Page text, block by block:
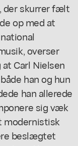
der skurrer fælt
op med at
overser
Carl Nielsen
han og hun
han allerede
sig væk
beslægtet